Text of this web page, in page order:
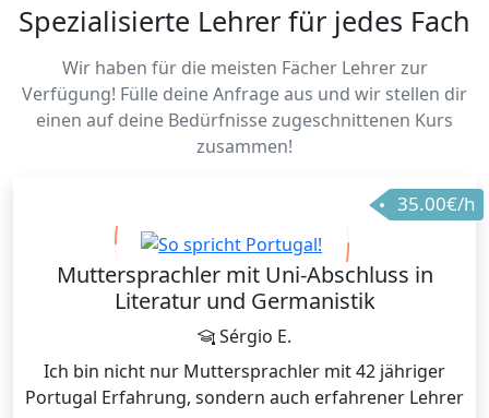
Spezialisierte Lehrer für jedes Fach
Wir haben für die meisten Fächer Lehrer zur
Verfügung! Fülle deine Anfrage aus und wir stellen dir
einen auf deine Bedürfnisse zugeschnittenen Kurs
zusammen!
35.00€/h
Muttersprachler mit Uni-Abschluss in
Literatur und Germanistik
Sérgio E.
Ich bin nicht nur Muttersprachler mit 42 jähriger
Portugal Erfahrung, sondern auch erfahrener Lehrer